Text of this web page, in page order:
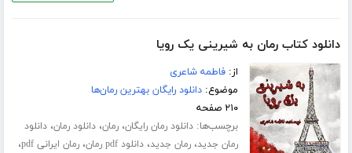
دانلود کتاب رمان به شیرینی یک رویا
از:فاطمه شاعری
موضوع:دانلود رایگان بهترین رمان‌ها
۲۱۰ صفحه
برچسب‌ها:دانلود رمان رایگان،رمان،دانلود رمان،دانلود
رمان جدید،رمان جدید،دانلود pdf رمان ،رمان ایرانی pdf ،